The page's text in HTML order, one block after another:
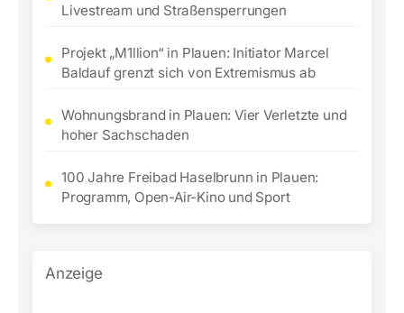
Livestream und Straßensperrungen
Projekt „M1llion“ in Plauen: Initiator Marcel
Baldauf grenzt sich von Extremismus ab
Wohnungsbrand in Plauen: Vier Verletzte und
hoher Sachschaden
100 Jahre Freibad Haselbrunn in Plauen:
Programm, Open-Air-Kino und Sport
Anzeige